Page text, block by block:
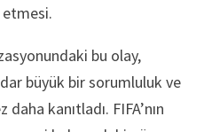
etmesi.
bu olay,
büyük bir sorumluluk ve
kanıtladı. FIFA’nın